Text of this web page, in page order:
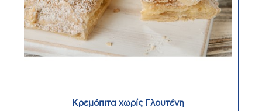
Κρεμόπιτα χωρίς Γλουτένη